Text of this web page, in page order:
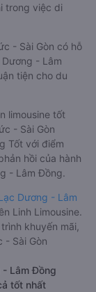
trong việc di
- Sài Gòn có hỗ
- Lâm
tiện cho du
limousine tốt
- Sài Gòn
Tốt với điểm
hồi của hành
- Lâm Đồng.
Dương - Lâm
Linh Limousine.
khuyến mãi,
- Sài Gòn
- Lâm Đồng
tốt nhất